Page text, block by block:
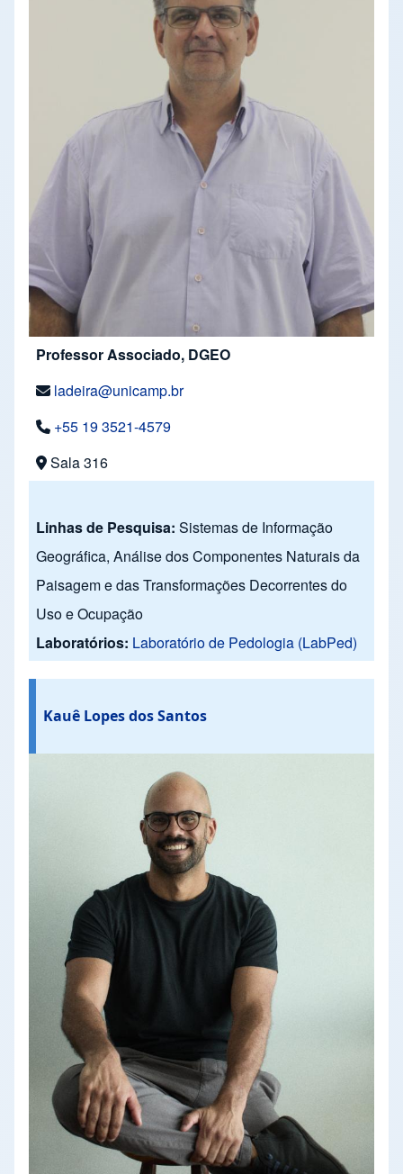
Professor Associado, DGEO
ladeira@unicamp.br
+55 19 3521-4579
Sala 316
Linhas de Pesquisa: Sistemas de Informação
Geográfica, Análise dos Componentes Naturais da
Paisagem e das Transformações Decorrentes do
Uso e Ocupação
Laboratórios: Laboratório de Pedologia (LabPed)
Kauê Lopes dos Santos